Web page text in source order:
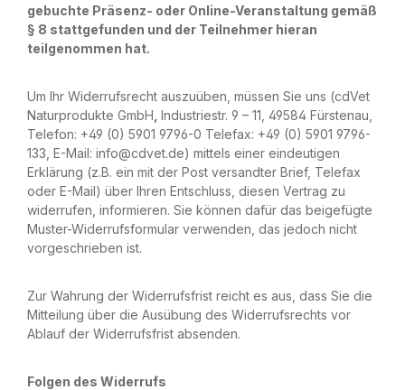
gebuchte Präsenz- oder Online-Veranstaltung gemäß
§ 8 stattgefunden und der Teilnehmer hieran
teilgenommen hat.
Um Ihr Widerrufsrecht auszuüben, müssen Sie uns (cdVet
Naturprodukte GmbH Industriestr. 9 – 11, 49584 Fürstenau,
Telefon: +49 (0) 5901 9796-0 Telefax: +49 (0) 5901 9796-
133, E-Mail: info@cdvet.de) mittels einer eindeutigen
Erklärung (z.B. ein mit der Post versandter Brief, Telefax
oder E-Mail) über Ihren Entschluss, diesen Vertrag zu
widerrufen, informieren. Sie können dafür das beigefügte
Muster-Widerrufsformular verwenden, das jedoch nicht
vorgeschrieben ist.
Zur Wahrung der Widerrufsfrist reicht es aus, dass Sie die
Mitteilung über die Ausübung des Widerrufsrechts vor
Ablauf der Widerrufsfrist absenden.
Folgen des Widerrufs